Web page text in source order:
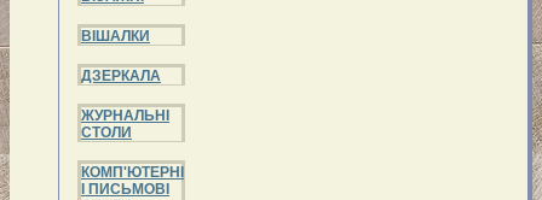
ВІШАЛКИ
ДЗЕРКАЛА
ЖУРНАЛЬНІ
СТОЛИ
КОМП'ЮТЕРНІ
І ПИСЬМОВІ